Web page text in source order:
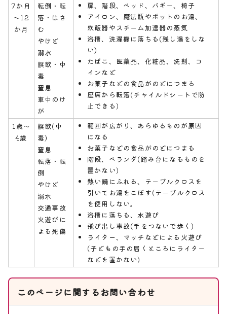
7か月
～12
か月
転倒・転
落・はさ
む
やけど
溺水
誤飲・中
毒
窒息
車中のけ
が
扉、階段、ベッド、バギー、椅子
アイロン、魔法瓶やポットのお湯、
炊飯器やスチーム加湿器の蒸気
浴槽、洗濯機に落ちる(残し湯をしな
い)
たばこ、医薬品、化粧品、洗剤、コ
インなど
お菓子などの食品がのどにつまる
座席から転落(チャイルドシートで防
止できる)
1歳～
4歳
誤飲(中
毒)
窒息
転落・転
倒
やけど
溺水
交通事故
火遊びに
よる死傷
範囲が広がり、あらゆるものが原因
になる
お菓子などの食品がのどにつまる
階段、ベランダ(踏み台になるものを
置かない)
熱い鍋にふれる、テーブルクロスを
引いてお湯をこぼす(テーブルクロス
を使用しない。
浴槽に落ちる、水遊び
飛び出し事故(手をつないで歩く)
ライター、マッチなどによる火遊び
(子どもの手の届くところにライター
などを置かない)
このページに関する お問い合わせ